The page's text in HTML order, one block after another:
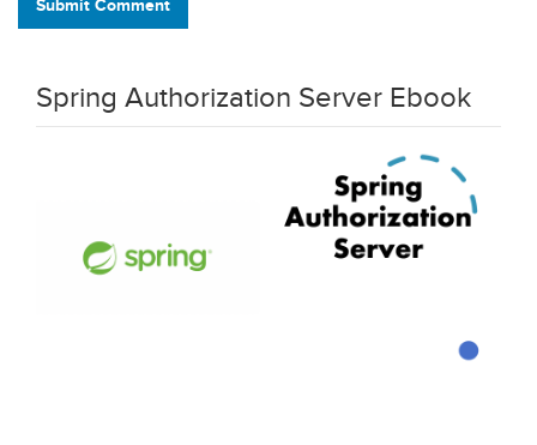
Submit Comment
Spring Authorization Server Ebook